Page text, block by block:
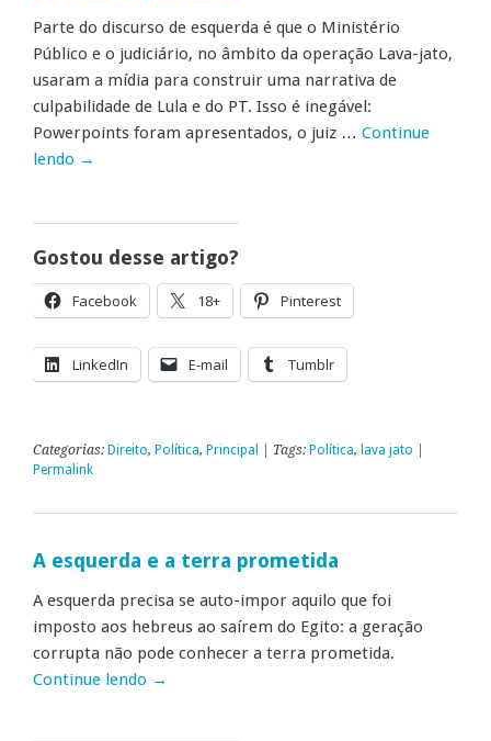
Parte do discurso de esquerda é que o Ministério
Público e o judiciário, no âmbito da operação Lava-jato,
usaram a mídia para construir uma narrativa de
culpabilidade de Lula e do PT. Isso é inegável:
Powerpoints foram apresentados, o juiz … Continue
lendo →
Gostou desse artigo?
Facebook 18+ Pinterest
LinkedIn E-mail Tumblr
Categorias: Direito, Política, Principal | Tags: Política, lava jato
Permalink
A esquerda e a terra prometida
A esquerda precisa se auto-impor aquilo que foi
imposto aos hebreus ao saírem do Egito: a geração
corrupta não pode conhecer a terra prometida.
Continue lendo →